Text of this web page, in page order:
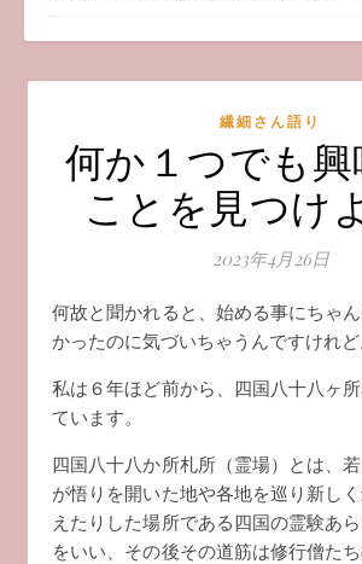
繊細さん語り
何か１つでも興
ことを見つけ
2023年4月26日
何故と聞かれると、始める事にちゃんとした理由がな
かったのに気づいちゃうんですけれど
私は６年ほど前から、四国八十八ヶ
ています。
四国八十八か所札所（霊場）とは、
が悟りを開いた地や各地を巡り新し
えたりした場所である四国の霊験あ
をいい、その後その道筋は修行僧た